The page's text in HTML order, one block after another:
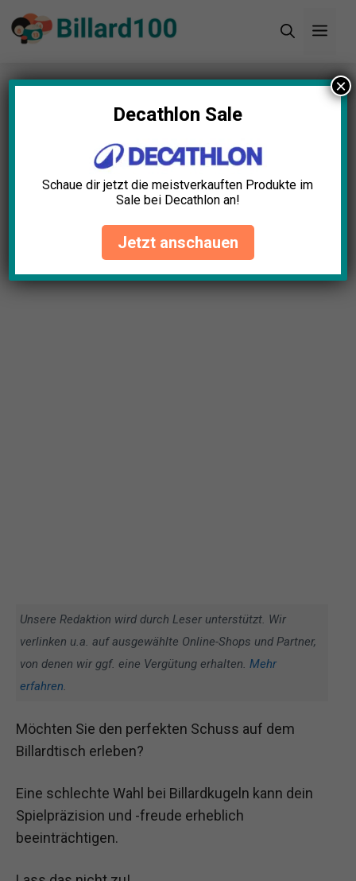
Zum
Inhalt
Startseite»Blog»Billardkugeln Set Test: Die 11
besten (Bestenliste)
Billardkugeln Set Test: Die 11
besten (Bestenliste)
April 23, 2025
Unsere Redaktion wird durch Leser unterstützt. Wir
verlinken u.a. auf ausgewählte Online-Shops und Partner,
von denen wir ggf. eine Vergütung erhalten. Mehr
erfahren.
Möchten Sie den perfekten Schuss auf dem
Billardtisch erleben?
Eine schlechte Wahl bei Billardkugeln kann dein
Spielpräzision und -freude erheblich
beeinträchtigen.
Decathlon Sale
Schaue dir jetzt die meistverkauften Produkte im
Sale bei Decathlon an!
Jetzt anschauen
×